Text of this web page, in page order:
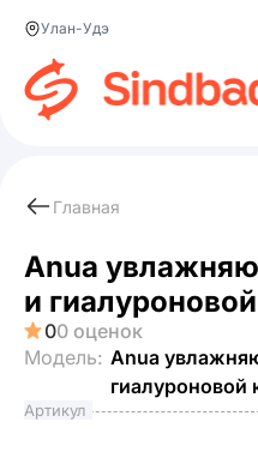
Улан-Удэ
Главная
Anua
и
00 оценок
Модель: Anua
гиалуроновой
Артикул